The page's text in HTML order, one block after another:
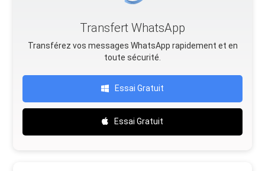
Transfert WhatsApp
Transférez vos messages WhatsApp rapidement et en
toute sécurité.
Essai Gratuit
Essai Gratuit